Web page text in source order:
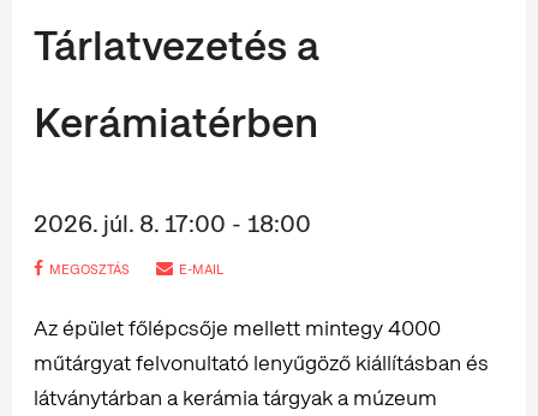
Tárlatvezetés a
Kerámiatérben
2026. júl. 8. 17:00 - 18:00
MEGOSZTÁS E-MAIL
Az épület főlépcsője mellett mintegy 4000
műtárgyat felvonultató lenyűgöző kiállításban és
látványtárban a kerámia tárgyak a múzeum